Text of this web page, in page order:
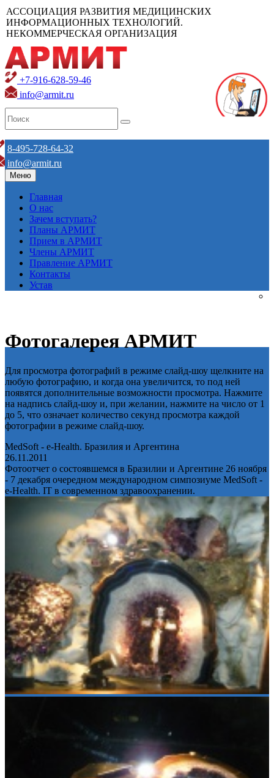
АССОЦИАЦИЯ РАЗВИТИЯ МЕДИЦИНСКИХ
ИНФОРМАЦИОННЫХ ТЕХНОЛОГИЙ.
НЕКОММЕРЧЕСКАЯ ОРГАНИЗАЦИЯ
+7-916-628-59-46
info@armit.ru
8-495-728-64-32
info@armit.ru
Меню
Главная
О нас
Зачем вступать?
Планы АРМИТ
Прием в АРМИТ
Члены АРМИТ
Правление АРМИТ
Контакты
Устав
Фотогалерея АРМИТ
Для просмотра фотографий в режиме слайд-шоу щелкните на
любую фотографию, и когда она увеличится, то под ней
появятся дополнительные возможности просмотра. Нажмите
на надпись слайд-шоу и, при желании, нажмите на число от 1
до 5, что означает количество секунд просмотра каждой
фотографии в режиме слайд-шоу.
MedSoft - e-Health. Бразилия и Аргентина
26.11.2011
Фотоотчет о состоявшемся в Бразилии и Аргентине 26 ноября
- 7 декабря очередном международном симпозиуме MedSoft -
e-Health. IT в современном здравоохранении.